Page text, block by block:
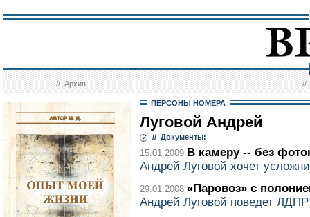
//Архив //
ПЕРСОНЫ НОМЕРА
Луговой Андрей
// Документы:
15.01.2009 В камеру -- без
Андрей Луговой хочет
29.01.2008 «Паровоз» с
Андрей Луговой поведет